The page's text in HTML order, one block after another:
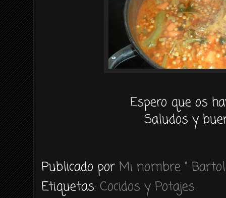
Espero que os
Saludos y
Publicado por Mi nombre "
Etiquetas: Cocidos y Potajes